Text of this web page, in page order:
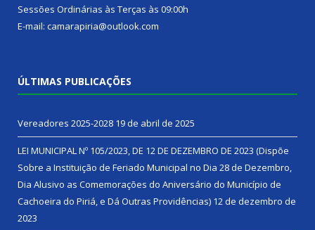
Sessões Ordinárias às Terças às 09:00h
E-mail: camarapiria@outlook.com
ÚLTIMAS PUBLICAÇÕES
Vereadores 2025-2028 19 de abril de 2025
LEI MUNICIPAL Nº 105/2023, DE 12 DE DEZEMBRO DE 2023 (Dispõe
Sobre a Instituição de Feriado Municipal no Dia 28 de Dezembro,
Dia Alusivo as Comemorações do Aniversário do Município de
Cachoeira do Piriá, e Dá Outras Providências) 12 de dezembro de
2023